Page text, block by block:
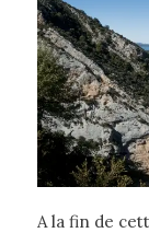
A la fin de